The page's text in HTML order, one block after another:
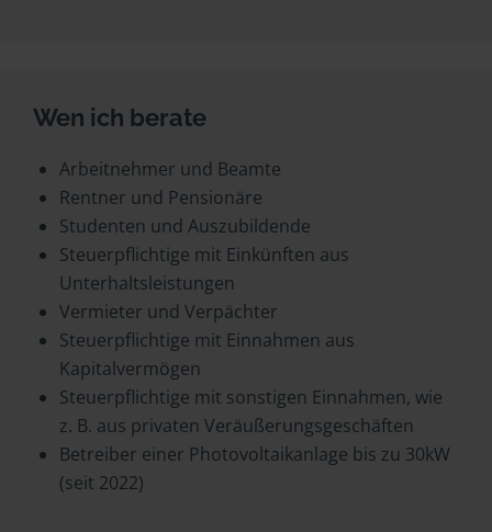
Wen ich berate
Arbeitnehmer und Beamte
Rentner und Pensionäre
Studenten und Auszubildende
Steuerpflichtige mit Einkünften aus
Unterhaltsleistungen
Vermieter und Verpächter
Steuerpflichtige mit Einnahmen aus
Kapitalvermögen
Steuerpflichtige mit sonstigen Einnahmen, wie
z. B. aus privaten Veräußerungsgeschäften
Betreiber einer Photovoltaikanlage bis zu 30kW
(seit 2022)